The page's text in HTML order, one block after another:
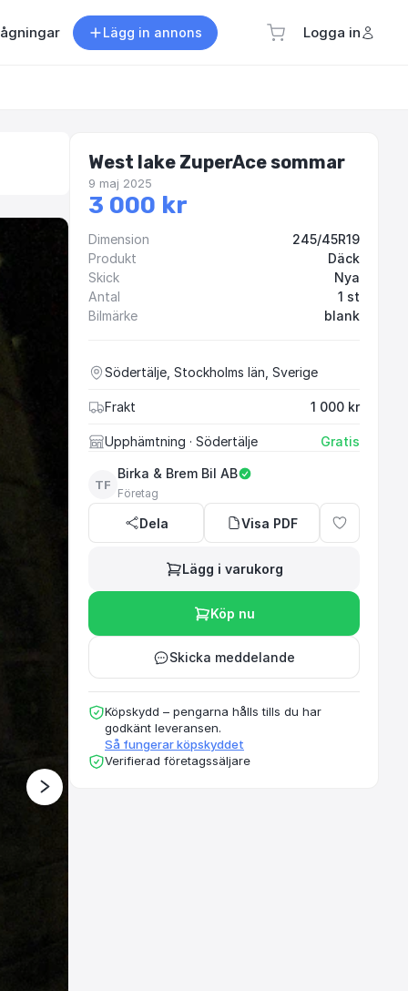
Lägg in annons Logga in
West lake ZuperAce sommar
9 maj 2025
3 000 kr
Dimension
245/45R19
Produkt
Däck
Skick
Nya
Antal
1 st
Bilmärke
blank
Södertälje, Stockholms län, Sverige
Frakt 1 000 kr
Upphämtning · Södertälje Gratis
TF
Birka & Brem Bil AB
Företag
Dela Visa PDF
Lägg i varukorg
Köp nu
Skicka meddelande
Köpskydd – pengarna hålls tills du har
godkänt leveransen.
Så fungerar köpskyddet
Verifierad företagssäljare